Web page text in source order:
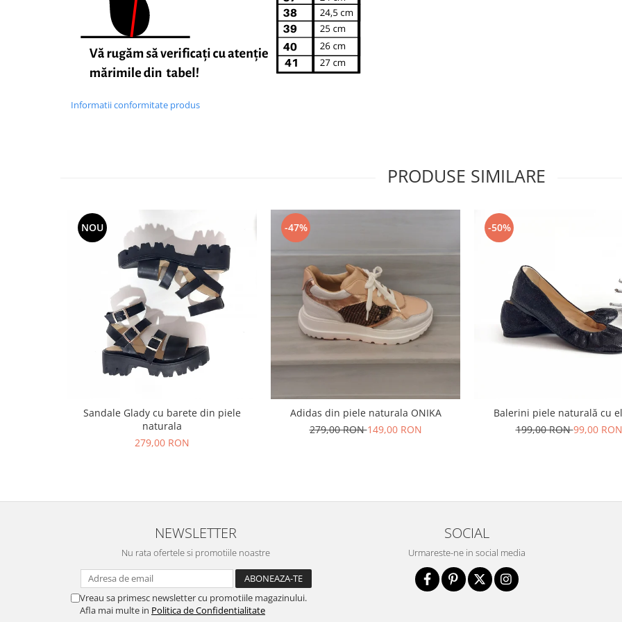
Informatii conformitate produs
PRODUSE SIMILARE
NOU
Sandale Glady cu barete din piele
naturala
279,00 RON
-47%
Adidas din piele naturala ONIKA
279,00 RON149,00 RON
-50%
Balerini piele naturală cu
199,00 RON99,00 RON
NEWSLETTER
Nu rata ofertele si promotiile noastre
Vreau sa primesc newsletter cu promotiile magazinului.
Afla mai multe in Politica de Confidentialitate
SOCIAL
Urmareste-ne in social media